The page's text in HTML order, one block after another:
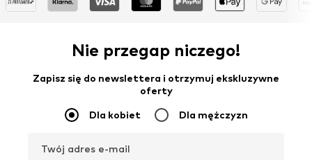
Nie przegap niczego!
Zapisz się do newslettera i otrzymuj ekskluzywne
oferty
Dla kobiet Dla mężczyzn
Twój adres e-mail